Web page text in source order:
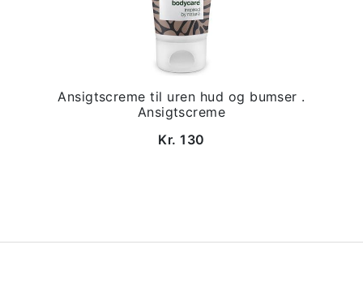
Ansigtscreme til uren hud og bumser .
Ansigtscreme
Kr. 130